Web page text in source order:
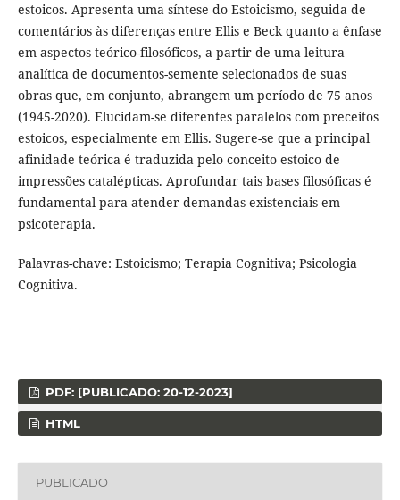
estoicos. Apresenta uma síntese do Estoicismo, seguida de
comentários às diferenças entre Ellis e Beck quanto a ênfase
em aspectos teórico-filosóficos, a partir de uma leitura
analítica de documentos-semente selecionados de suas
obras que, em conjunto, abrangem um período de 75 anos
(1945-2020). Elucidam-se diferentes paralelos com preceitos
estoicos, especialmente em Ellis. Sugere-se que a principal
afinidade teórica é traduzida pelo conceito estoico de
impressões catalépticas. Aprofundar tais bases filosóficas é
fundamental para atender demandas existenciais em
psicoterapia.
Palavras-chave: Estoicismo; Terapia Cognitiva; Psicologia
Cognitiva.
PDF: [PUBLICADO: 20-12-2023]
HTML
PUBLICADO